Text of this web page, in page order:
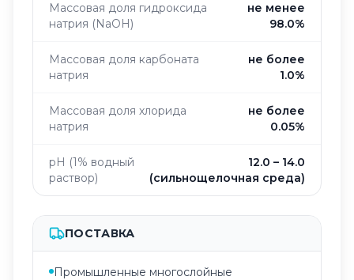
Массовая доля гидроксида
натрия (NaOH)
не менее
98.0%
Массовая доля карбоната
натрия
не более
1.0%
Массовая доля хлорида
натрия
не более
0.05%
pH (1% водный
раствор)
12.0 – 14.0
(сильнощелочная среда)
ПОСТАВКА
Промышленные многослойные